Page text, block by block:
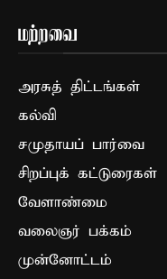
மற்றவை
அரசுத் திட்டங்கள்
கல்வி
சமுதாயப் பார்வை
சிறப்புக் கட்டுரைகள்
வேளாண்மை
வலைஞர் பக்கம்
முன்னோட்டம்